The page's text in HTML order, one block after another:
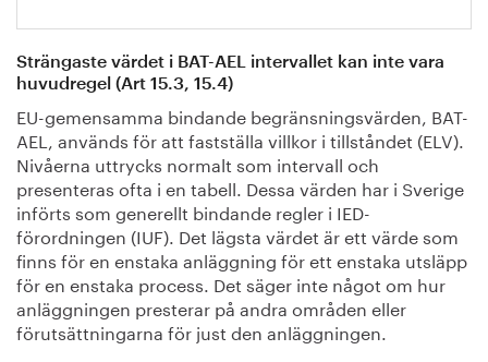
Strängaste värdet i BAT-AEL intervallet kan inte vara
huvudregel (Art 15.3, 15.4)
EU-gemensamma bindande begränsningsvärden, BAT-
AEL, används för att fastställa villkor i tillståndet (ELV).
Nivåerna uttrycks normalt som intervall och
presenteras ofta i en tabell. Dessa värden har i Sverige
införts som generellt bindande regler i IED-
förordningen (IUF). Det lägsta värdet är ett värde som
finns för en enstaka anläggning för ett enstaka utsläpp
för en enstaka process. Det säger inte något om hur
anläggningen presterar på andra områden eller
förutsättningarna för just den anläggningen.